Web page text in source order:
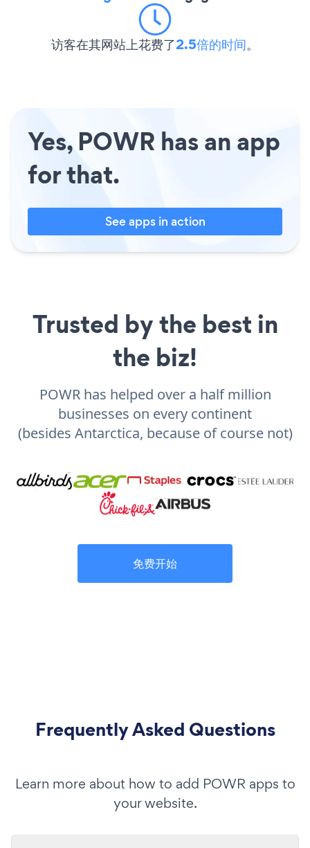
访客在其网站上花费了2.5倍的时间。
Yes, POWR has an app
for that.
See apps in action
Trusted by the best in
the biz!
POWR has helped over a half million
businesses on every continent
(besides Antarctica, because of course not)
免费开始
Frequently Asked Questions
Learn more about how to add POWR apps to
your website.